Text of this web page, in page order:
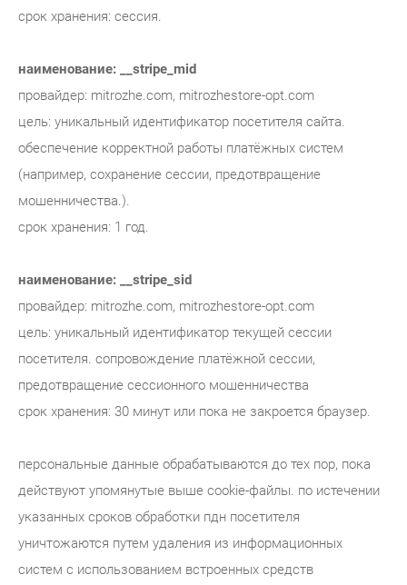
срок хранения: сессия.
наименование: __stripe_mid
провайдер: mitrozhe.com, mitrozhestore-opt.com
цель: уникальный идентификатор посетителя сайта.
обеспечение корректной работы платёжных систем
(например, сохранение сессии, предотвращение
мошенничества.).
срок хранения: 1 год.
наименование: __stripe_sid
провайдер: mitrozhe.com, mitrozhestore-opt.com
цель: уникальный идентификатор текущей сессии
посетителя. сопровождение платёжной сессии,
предотвращение сессионного мошенничества
срок хранения: 30 минут или пока не закроется браузер.
персональные данные обрабатываются до тех пор, пока
действуют упомянутые выше cookie-файлы. по истечении
указанных сроков обработки пдн посетителя
уничтожаются путем удаления из информационных
систем с использованием встроенных средств